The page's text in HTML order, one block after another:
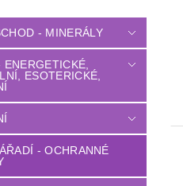
- MINERÁLY
ESOTERICKÉ,
- OCHRANNÉ